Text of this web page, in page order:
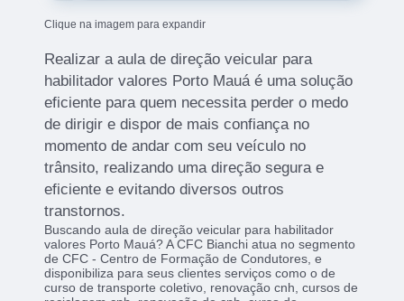
Clique na imagem para expandir
Realizar a aula de direção veicular para
habilitador valores Porto Mauá é uma solução
eficiente para quem necessita perder o medo
de dirigir e dispor de mais confiança no
momento de andar com seu veículo no
trânsito, realizando uma direção segura e
eficiente e evitando diversos outros
transtornos.
Buscando aula de direção veicular para habilitador
valores Porto Mauá? A CFC Bianchi atua no segmento
de CFC - Centro de Formação de Condutores, e
disponibiliza para seus clientes serviços como o de
curso de transporte coletivo, renovação cnh, cursos de